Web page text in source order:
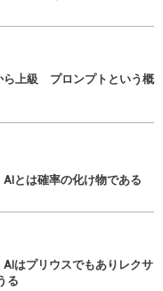
上級 プロンプトという概
とは確率の化け物である
はプリウスでもありレクサ
る